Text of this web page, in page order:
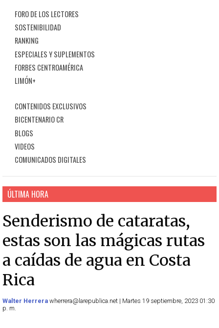
FORO DE LOS LECTORES
SOSTENIBILIDAD
RANKING
ESPECIALES Y SUPLEMENTOS
FORBES CENTROAMÉRICA
LIMÓN+
CONTENIDOS EXCLUSIVOS
BICENTENARIO CR
BLOGS
VIDEOS
COMUNICADOS DIGITALES
ÚLTIMA HORA
Senderismo de cataratas,
estas son las mágicas rutas
a caídas de agua en Costa
Rica
Walter Herrera wherrera@larepublica.net | Martes 19 septiembre, 2023 01:30
p. m.